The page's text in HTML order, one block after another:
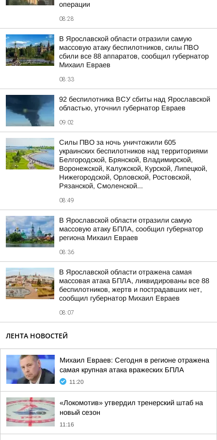
операции
08:28
В Ярославской области отразили самую
массовую атаку беспилотников, силы ПВО
сбили все 88 аппаратов, сообщил губернатор
Михаил Евраев
08:33
92 беспилотника ВСУ сбиты над Ярославской
областью, уточнил губернатор Евраев
09:02
Силы ПВО за ночь уничтожили 605
украинских беспилотников над территориями
Белгородской, Брянской, Владимирской,
Воронежской, Калужской, Курской, Липецкой,
Нижегородской, Орловской, Ростовской,
Рязанской, Смоленской...
08:49
В Ярославской области отразили самую
массовую атаку БПЛА, сообщил губернатор
региона Михаил Евраев
08:36
В Ярославской области отражена самая
массовая атака БПЛА, ликвидированы все 88
беспилотников, жертв и пострадавших нет,
сообщил губернатор Михаил Евраев
08:07
ЛЕНТА НОВОСТЕЙ
Михаил Евраев: Сегодня в регионе отражена
самая крупная атака вражеских БПЛА
11:20
«Локомотив» утвердил тренерский штаб на
новый сезон
11:16